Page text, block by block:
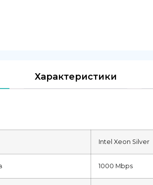
Характеристики
Intel Xeon Silver
1000 Mbps